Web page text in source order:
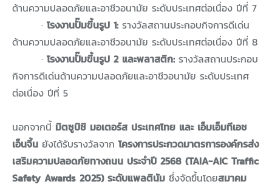
ด้านความปลอดภัยและอาชีวอนามัย ระดับประเทศต่อเนื่อง ปีที่ 7
· โรงงานปั๊มขึ้นรูป 1: รางวัลสถานประกอบกิจการดีเด่น
ด้านความปลอดภัยและอาชีวอนามัย ระดับประเทศต่อเนื่อง ปีที่ 8
· โรงงานปั๊มขึ้นรูป 2 และพลาสติก: รางวัลสถานประกอบ
กิจการดีเด่นด้านความปลอดภัยและอาชีวอนามัย ระดับประเทศ
ต่อเนื่อง ปีที่ 5
นอกจากนี้ มิตซูบิชิ มอเตอร์ส ประเทศไทย และ เอ็มเอ็มทีเอช
เอ็นจิ้น ยังได้รับรางวัลจาก โครงการประกวดมาตรการองค์กรส่ง
เสริมความปลอดภัยทางถนน ประจำปี 2568 (TAIA-AIC Traffic
Safety Awards 2025) ระดับแพลตินัม ซึ่งจัดขึ้นโดยสมาคม